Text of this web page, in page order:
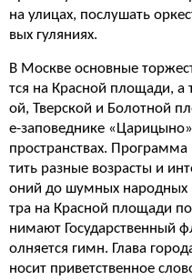
на улицах, послушать
вых гуляниях.
В Москве основные
тся на Красной площади,
ой, Тверской и Болотной
е-заповеднике
пространствах. Программа
тить разные возрасты и
оний до шумных народных
тра на Красной площади
нимают Государственный
олняется гимн. Глава
носит приветственное